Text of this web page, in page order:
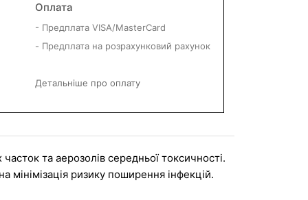
Оплата
- Предплата VISA/MasterCard
- Предплата на розрахунковий рахунок
Детальніше про оплату
та аерозолів середньої токсичності.
мінімізація ризику поширення інфекцій.